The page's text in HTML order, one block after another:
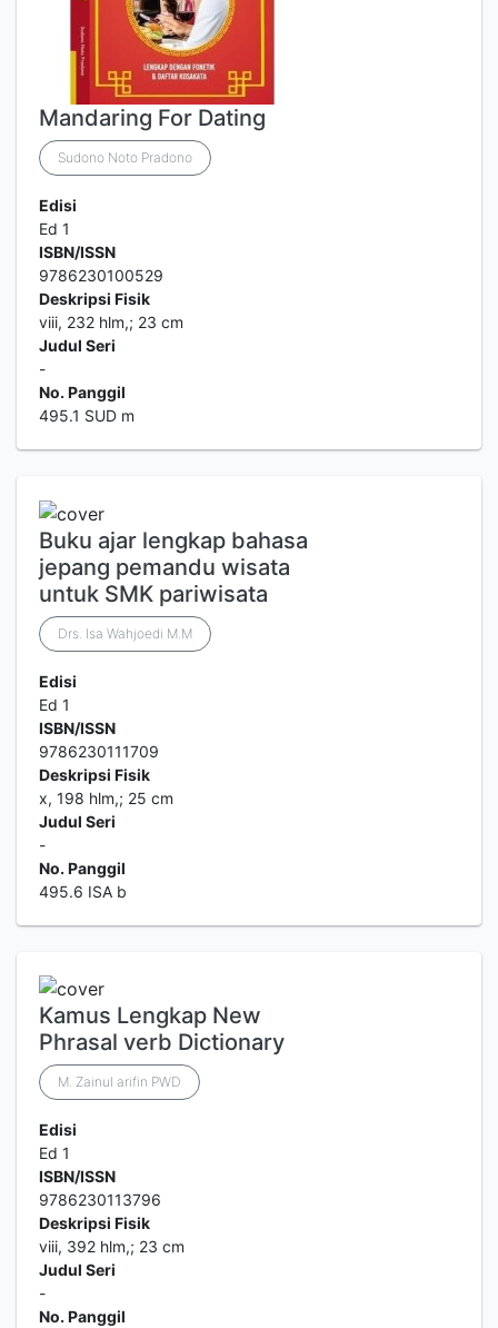
Mandaring For Dating
Sudono Noto Pradono
Edisi
Ed 1
ISBN/ISSN
9786230100529
Deskripsi Fisik
viii, 232 hlm,; 23 cm
Judul Seri
-
No. Panggil
495.1 SUD m
Buku ajar lengkap bahasa
jepang pemandu wisata
untuk SMK pariwisata
Drs. Isa Wahjoedi M.M
Edisi
Ed 1
ISBN/ISSN
9786230111709
Deskripsi Fisik
x, 198 hlm,; 25 cm
Judul Seri
-
No. Panggil
495.6 ISA b
Kamus Lengkap New
Phrasal verb Dictionary
M. Zainul arifin PWD
Edisi
Ed 1
ISBN/ISSN
9786230113796
Deskripsi Fisik
viii, 392 hlm,; 23 cm
Judul Seri
-
No. Panggil